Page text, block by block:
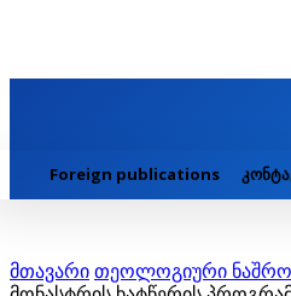
Foreign publications
მთავარი თეოლოგიური